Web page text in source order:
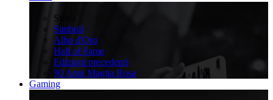
Storia
Simboli
Albo d'Oro
Hall of Fame
Edizioni precedenti
90 Anni Maglia Rosa
Gaming